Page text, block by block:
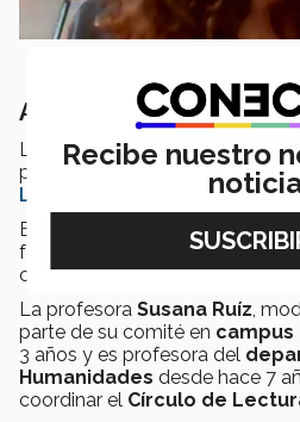
Apasionados por la
La charla de los estudiantes
parte de las actividades del
Lectura
Este año cumple 10 años
fomentando la lectura del
comunidad en general.
La profesora Susana Ruíz,
parte de su comité en campus
3 años y es profesora del
Humanidades desde hace 7
coordinar el Círculo de
Recibe nuestro